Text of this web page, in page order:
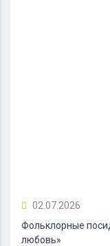
02.07.2026
Фольклорные
любовь»